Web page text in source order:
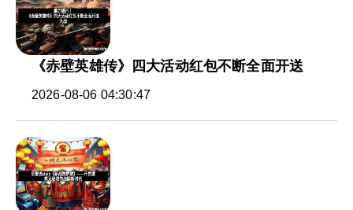
《赤壁英雄传》四大活动红包不断全面开送
2026-08-06 04:30:47